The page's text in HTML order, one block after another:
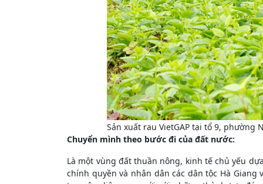
Sản xuất rau VietGAP tại tổ 9, phường
Chuyển mình theo bước đi của đất nước:
Là một vùng đất thuần nông, kinh tế chủ yếu
chính quyền và nhân dân các dân tộc Hà